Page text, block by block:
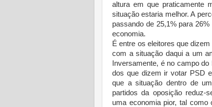
altura em que praticamente
situação estaria melhor. A
passando de 25,1% para
economia.
É entre os eleitores que
com a situação daqui a um
Inversamente, é no campo
dos que dizem ir votar PSD
que a situação dentro de
partidos da oposição reduz-
uma economia pior, tal